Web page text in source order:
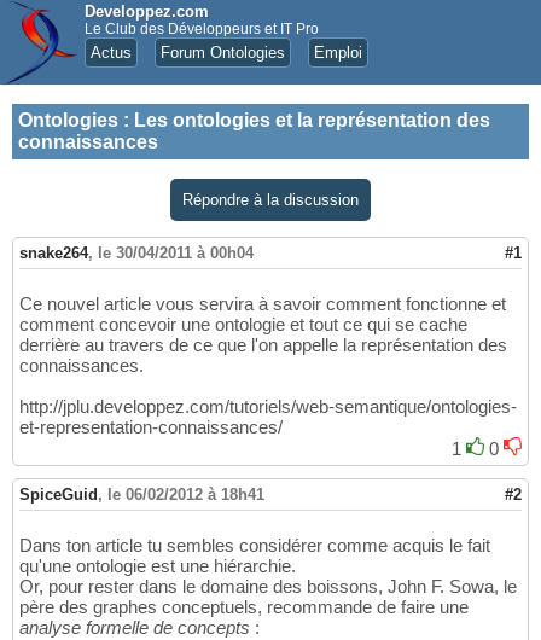
Developpez.com
Le Club des Développeurs et IT Pro
Actus Forum Ontologies Emploi
Ontologies : Les ontologies et la représentation des
connaissances
Répondre à la discussion
snake264, le 30/04/2011 à 00h04 #1
Ce nouvel article vous servira à savoir comment fonctionne et
comment concevoir une ontologie et tout ce qui se cache
derrière au travers de ce que l'on appelle la représentation des
connaissances.
http://jplu.developpez.com/tutoriels/web-semantique/ontologies-
et-representation-connaissances/
1
0
SpiceGuid , le 06/02/2012 à 18h41 #2
Dans ton article tu sembles considérer comme acquis le fait
qu'une ontologie est une hiérarchie.
Or, pour rester dans le domaine des boissons, John F. Sowa, le
père des graphes conceptuels, recommande de faire une
analyse formelle de concepts :